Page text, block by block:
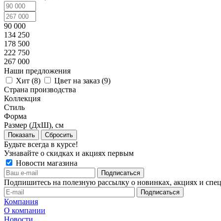
90 000
134 250
178 500
222 750
267 000
Наши предложения
Хит (8) Цвет на заказ (9)
Страна производства
Коллекция
Стиль
Форма
Размер (ДхШ), см
Сбросить
Будьте всегда в курсе!
Узнавайте о скидках и акциях первым
Новости магазина
Подпишитесь на полезную рассылку о новинках, акциях и
Компания
О компании